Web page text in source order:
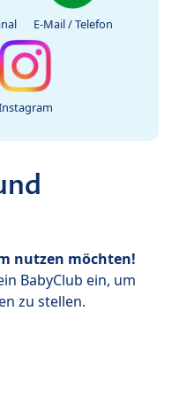
E-Mail / Telefon
nutzen möchten!
BabyClub ein, um
zu stellen.